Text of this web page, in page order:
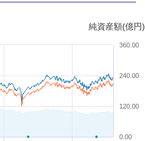
純資産額(億円)
0.00
120.00
240.00
360.00